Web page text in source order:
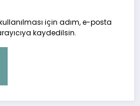
için adım, e-posta
kaydedilsin.